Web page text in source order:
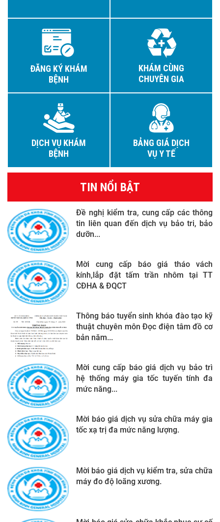
ĐĂNG KÝ KHÁM
BỆNH
KHÁM CÙNG
CHUYÊN GIA
DỊCH VỤ KHÁM
BỆNH
BẢNG GIÁ DỊCH
VỤ Y TẾ
TIN NỔI BẬT
Đề nghị kiểm tra, cung cấp các thông
tin liên quan đến dịch vụ bảo tri, bảo
dưỡn...
Mời cung cấp báo giá tháo vách
kính,lắp đặt tấm trần nhôm tại TT
CĐHA & ĐQCT
Thông báo tuyển sinh khóa đào tạo kỹ
thuật chuyên môn Đọc điện tâm đồ cơ
bản năm...
Mời cung cấp báo giá dịch vụ bảo trì
hệ thống máy gia tốc tuyến tính đa
mức năng...
Mời báo giá dịch vụ sửa chữa máy gia
tốc xạ trị đa mức năng lượng.
Mời báo giá dịch vụ kiểm tra, sửa chữa
máy đo độ loãng xương.